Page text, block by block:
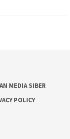
MEDIA SIBER
POLICY